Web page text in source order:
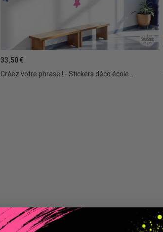
Créez votre phrase ! - Stickers déco école...
33,50 €